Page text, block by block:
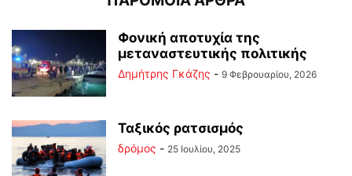
Φονική αποτυχία της
μεταναστευτικής πολιτικής
Δημήτρης Γκάζης - 9 Φεβρουαρίου, 2026
Ταξικός ρατσισμός
δρόμος - 25 Ιουλίου, 2025